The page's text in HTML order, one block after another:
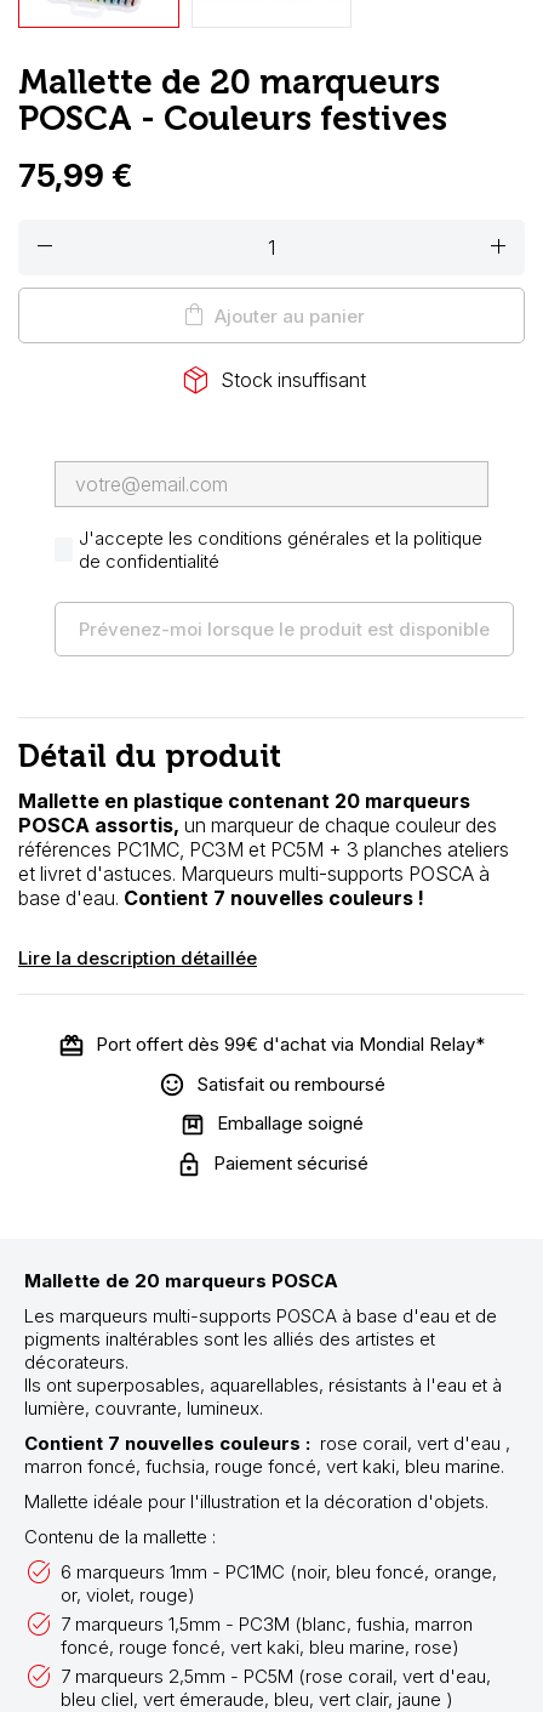
Mallette de 20 marqueurs
POSCA - Couleurs festives
75,99 €
remove add
shopping_bag Ajouter au panier
package_2 Stock insuffisant
J'accepte les conditions générales et la politique
de confidentialité
Prévenez-moi lorsque le produit est disponible
Détail du produit
Mallette en plastique contenant 20 marqueurs
POSCA assortis, un marqueur de chaque couleur des
références PC1MC, PC3M et PC5M + 3 planches ateliers
et livret d'astuces. Marqueurs multi-supports POSCA à
base d'eau. Contient 7 nouvelles couleurs !
Lire la description détaillée
Port offert dès 99€ d'achat via Mondial Relay*
Satisfait ou remboursé
Emballage soigné
Paiement sécurisé
Mallette de 20 marqueurs POSCA
Les marqueurs multi-supports POSCA à base d'eau et de
pigments inaltérables sont les alliés des artistes et
décorateurs.
Ils ont superposables, aquarellables, résistants à l'eau et à
lumière, couvrante, lumineux.
Contient 7 nouvelles couleurs : rose corail, vert d'eau ,
marron foncé, fuchsia, rouge foncé, vert kaki, bleu marine.
Mallette idéale pour l'illustration et la décoration d'objets.
Contenu de la mallette :
6 marqueurs 1mm - PC1MC (noir, bleu foncé, orange,
or, violet, rouge)
7 marqueurs 1,5mm - PC3M (blanc, fushia, marron
foncé, rouge foncé, vert kaki, bleu marine, rose)
7 marqueurs 2,5mm - PC5M (rose corail, vert d'eau,
bleu cliel, vert émeraude, bleu, vert clair, jaune )